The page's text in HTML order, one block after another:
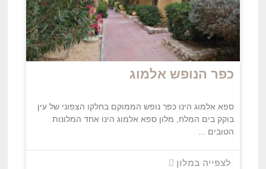
כפר הנופש אלמוג
ספא אלמוג הינו כפר נופש הממוקם בחלקו הצפוני של עין
בוקק בים המלח, מלון ספא אלמוג הינו אחד המלונות
הטובים ...
לצפייה במלון